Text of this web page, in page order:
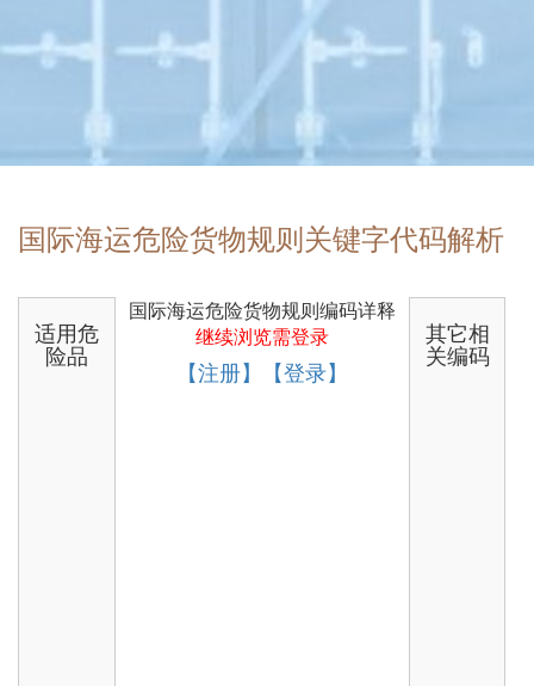
国际海运危险货物规则关键字代码解析
适用危
险品
国际海运危险货物规则编码详释
继续浏览需登录
【注册】【登录】
其它相
关编码